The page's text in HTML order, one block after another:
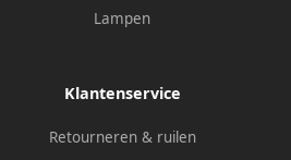
Lampen
Klantenservice
Retourneren & ruilen